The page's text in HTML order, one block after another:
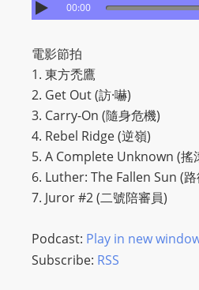
00:00
電影節拍
1. 東方禿鷹
2. Get Out (訪·嚇)
3. Carry-On (隨身危機)
4. Rebel Ridge (逆嶺)
5. A Complete Unknown (搖
6. Luther: The Fallen Sun (
7. Juror #2 (二號陪審員)
Podcast: Play in new
Subscribe: RSS